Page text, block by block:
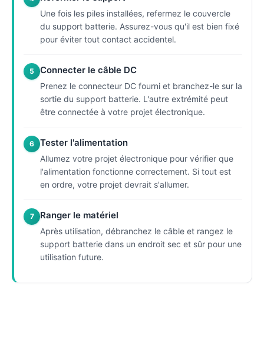
Une fois les piles installées, refermez le couvercle
du support batterie. Assurez-vous qu'il est bien fixé
pour éviter tout contact accidentel.
5 Connecter le câble DC
Prenez le connecteur DC fourni et branchez-le sur la
sortie du support batterie. L'autre extrémité peut
être connectée à votre projet électronique.
6 Tester l'alimentation
Allumez votre projet électronique pour vérifier que
l'alimentation fonctionne correctement. Si tout est
en ordre, votre projet devrait s'allumer.
7 Ranger le matériel
Après utilisation, débranchez le câble et rangez le
support batterie dans un endroit sec et sûr pour une
utilisation future.